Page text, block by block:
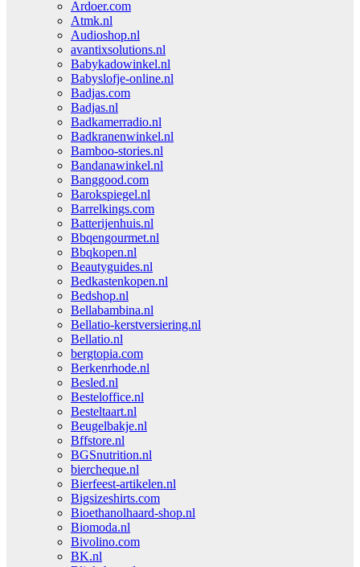
Ardoer.com
Atmk.nl
Audioshop.nl
avantixsolutions.nl
Babykadowinkel.nl
Babyslofje-online.nl
Badjas.com
Badjas.nl
Badkamerradio.nl
Badkranenwinkel.nl
Bamboo-stories.nl
Bandanawinkel.nl
Banggood.com
Barokspiegel.nl
Barrelkings.com
Batterijenhuis.nl
Bbqengourmet.nl
Bbqkopen.nl
Beautyguides.nl
Bedkastenkopen.nl
Bedshop.nl
Bellabambina.nl
Bellatio-kerstversiering.nl
Bellatio.nl
bergtopia.com
Berkenrhode.nl
Besled.nl
Besteloffice.nl
Besteltaart.nl
Beugelbakje.nl
Bffstore.nl
BGSnutrition.nl
biercheque.nl
Bierfeest-artikelen.nl
Bigsizeshirts.com
Bioethanolhaard-shop.nl
Biomoda.nl
Bivolino.com
BK.nl